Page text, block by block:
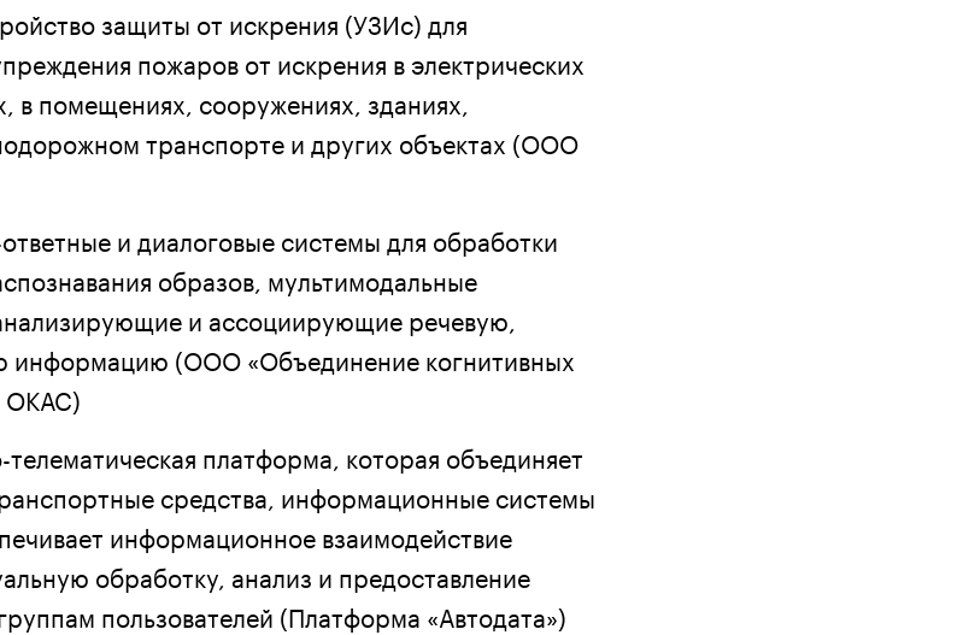
защиты от искрения (УЗИс) для
пожаров от искрения в электрических
в помещениях, сооружениях, зданиях,
транспорте и других объектах (ООО
и диалоговые системы для обработки
образов, мультимодальные
и ассоциирующие речевую,
информацию (ООО «Объединение когнитивных
ОКАС)
платформа, которая объединяет
средства, информационные системы
информационное взаимодействие
обработку, анализ и предоставление
пользователей (Платформа «Автодата»)